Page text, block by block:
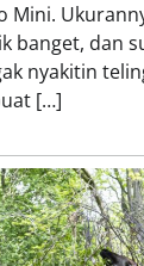
Mini.
banget, dan
nyakitin
[…]